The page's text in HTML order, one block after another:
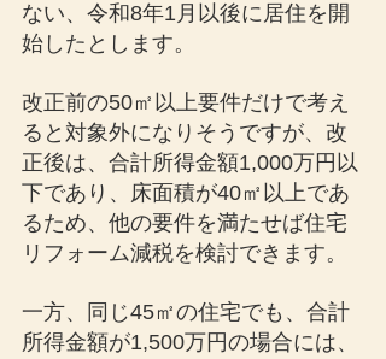
ない、令和8年1月以後に居住を開
始したとします。
改正前の50㎡以上要件だけで考え
ると対象外になりそうですが、改
正後は、合計所得金額1,000万円以
下であり、床面積が40㎡以上であ
るため、他の要件を満たせば住宅
リフォーム減税を検討できます。
一方、同じ45㎡の住宅でも、合計
所得金額が1,500万円の場合には、